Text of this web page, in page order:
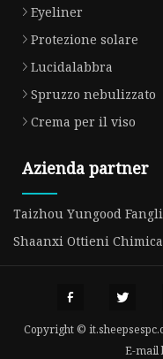
Eyeliner
Protezione solare
Lucidalabbra
Spruzzo nebulizzato
Crema per il viso
Azienda partner
Taizhou Yungood
Shaanxi Ottieni
Copyright ©
E-mail